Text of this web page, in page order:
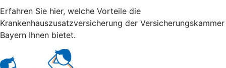
Erfahren Sie hier, welche Vorteile die
Krankenhauszusatzversicherung der Versicherungskammer
Bayern Ihnen bietet.